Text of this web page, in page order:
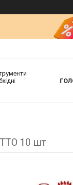
10 шт